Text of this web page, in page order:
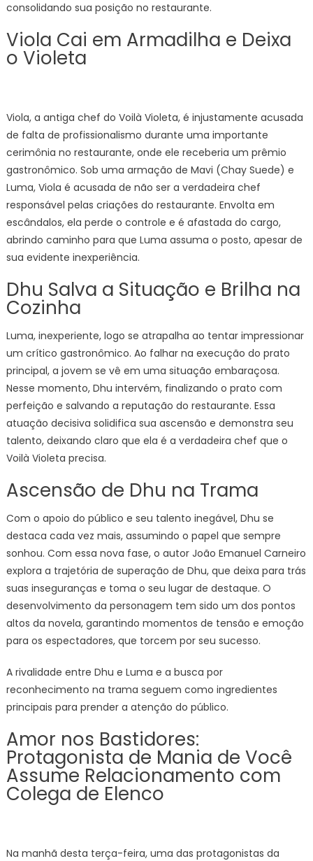
consolidando sua posição no restaurante.
Viola Cai em Armadilha e Deixa
o Violeta
Viola, a antiga chef do Voilà Violeta, é injustamente acusada
de falta de profissionalismo durante uma importante
cerimônia no restaurante, onde ele receberia um prêmio
gastronômico. Sob uma armação de Mavi (Chay Suede) e
Luma, Viola é acusada de não ser a verdadeira chef
responsável pelas criações do restaurante. Envolta em
escândalos, ela perde o controle e é afastada do cargo,
abrindo caminho para que Luma assuma o posto, apesar de
sua evidente inexperiência.
Dhu Salva a Situação e Brilha na
Cozinha
Luma, inexperiente, logo se atrapalha ao tentar impressionar
um crítico gastronômico. Ao falhar na execução do prato
principal, a jovem se vê em uma situação embaraçosa.
Nesse momento, Dhu intervém, finalizando o prato com
perfeição e salvando a reputação do restaurante. Essa
atuação decisiva solidifica sua ascensão e demonstra seu
talento, deixando claro que ela é a verdadeira chef que o
Voilà Violeta precisa.
Ascensão de Dhu na Trama
Com o apoio do público e seu talento inegável, Dhu se
destaca cada vez mais, assumindo o papel que sempre
sonhou. Com essa nova fase, o autor João Emanuel Carneiro
explora a trajetória de superação de Dhu, que deixa para trás
suas inseguranças e toma o seu lugar de destaque. O
desenvolvimento da personagem tem sido um dos pontos
altos da novela, garantindo momentos de tensão e emoção
para os espectadores, que torcem por seu sucesso.
A rivalidade entre Dhu e Luma e a busca por
reconhecimento na trama seguem como ingredientes
principais para prender a atenção do público.
Amor nos Bastidores:
Protagonista de Mania de Você
Assume Relacionamento com
Colega de Elenco
Na manhã desta terça-feira, uma das protagonistas da